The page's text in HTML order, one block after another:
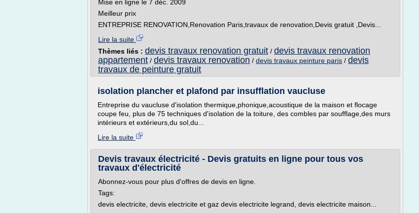
Mise en ligne le 7 déc. 2009
Meilleur prix
ENTREPRISE RENOVATION,Renovation Paris,travaux de renovation,Devis gratuit ,Devis...
Lire la suite
Thèmes liés : devis travaux renovation gratuit / devis travaux renovation
appartement / devis travaux renovation / devis travaux peinture paris / devis
travaux de peinture gratuit
isolation plancher et plafond par insufflation vaucluse
Entreprise du vaucluse d'isolation thermique,phonique,acoustique de la maison et flocage
coupe feu, plus de 75 techniques d'isolation de la toiture, des combles par soufflage,des murs
intérieurs et extérieurs,du sol,du...
Lire la suite
Devis travaux électricité - Devis gratuits en ligne pour tous vos
travaux d'électricité
Abonnez-vous pour plus d'offres de devis en ligne.
Tags:
devis electricite, devis electricite et gaz devis electricite legrand, devis electricite maison...